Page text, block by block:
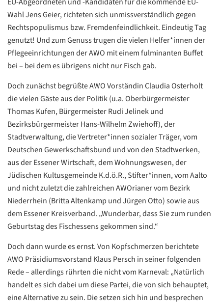
EU-Abgeordneten und -Kandidaten für die kommende EU-
Wahl Jens Geier, richteten sich unmissverständlich gegen
Rechtspopulismus bzw. Fremdenfeindlichkeit. Eindeutig Tag
genutzt! Und zum Genuss trugen die vielen Helfer*innen der
Pflegeeinrichtungen der AWO mit einem fulminanten Buffet
bei – bei dem es übrigens nicht nur Fisch gab.
Doch zunächst begrüßte AWO Vorständin Claudia Osterholt
die vielen Gäste aus der Politik (u.a. Oberbürgermeister
Thomas Kufen, Bürgermeister Rudi Jelinek und
Bezirksbürgermeister Hans-Wilhelm Zwiehoff), der
Stadtverwaltung, die Vertreter*innen sozialer Träger, vom
Deutschen Gewerkschaftsbund und von den Stadtwerken,
aus der Essener Wirtschaft, dem Wohnungswesen, der
Jüdischen Kultusgemeinde K.d.ö.R., Stifter*innen, vom Aalto
und nicht zuletzt die zahlreichen AWOrianer vom Bezirk
Niederrhein (Britta Altenkamp und Jürgen Otto) sowie aus
dem Essener Kreisverband. „Wunderbar, dass Sie zum runden
Geburtstag des Fischessens gekommen sind.“
Doch dann wurde es ernst. Von Kopfschmerzen berichtete
AWO Präsidiumsvorstand Klaus Persch in seiner folgenden
Rede – allerdings rührten die nicht vom Karneval: „Natürlich
handelt es sich dabei um diese Partei, die von sich behauptet,
eine Alternative zu sein. Die setzen sich hin und besprechen